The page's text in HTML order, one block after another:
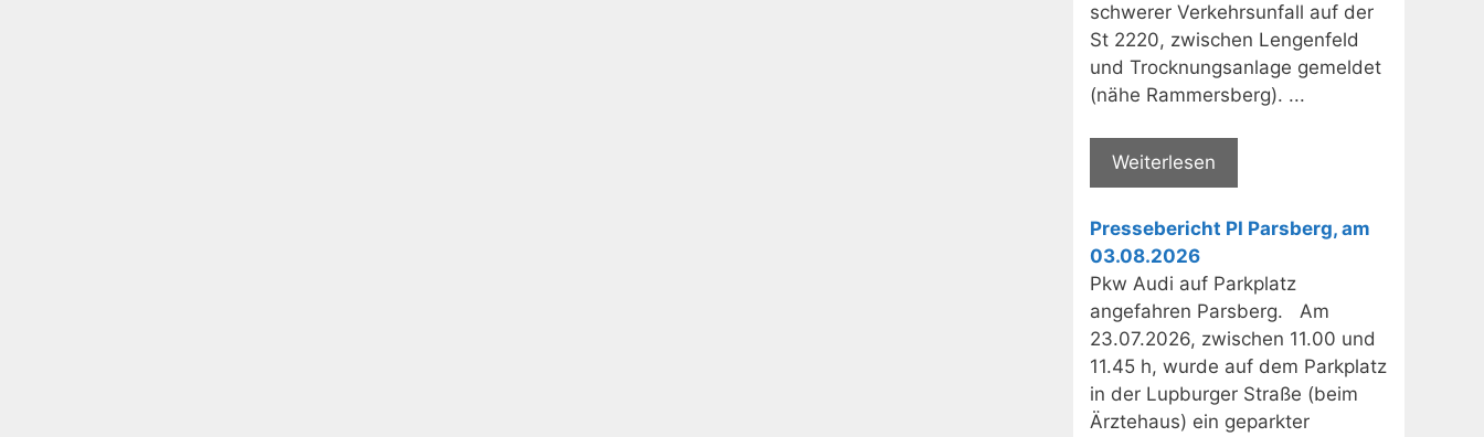
schwerer Verkehrsunfall auf der
St 2220, zwischen Lengenfeld
und Trocknungsanlage gemeldet
(nähe Rammersberg). ...
Weiterlesen
Pressebericht PI Parsberg, am
03.08.2026
Pkw Audi auf Parkplatz
angefahren Parsberg. Am
23.07.2026, zwischen 11.00 und
11.45 h, wurde auf dem Parkplatz
in der Lupburger Straße (beim
Ärztehaus) ein geparkter